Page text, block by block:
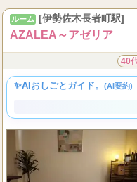
ルーム [伊勢佐木長者町駅]
AZALEA～アゼリア
40
✨AIおしごとガイド。 (AI要約)